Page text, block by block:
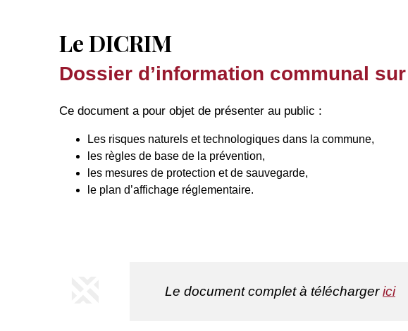
Le DICRIM
Dossier d’information communal
Ce document a pour objet de présenter au public :
Les risques naturels et technologiques dans la commune,
les règles de base de la prévention,
les mesures de protection et de sauvegarde,
le plan d’affichage réglementaire.
Le document complet à téléchargerici